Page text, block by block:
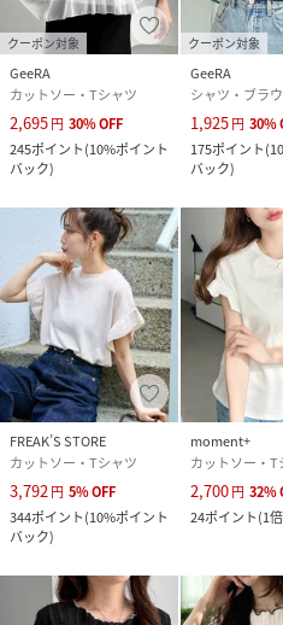
1枚持っておくと着回ししやす
■ 品質／
（本体）綿100％
（別布）ポリエステル100％
（リブ部分）綿95％、ポリウレ
M：バスト114、肩幅52.5、前
L：バスト118、肩幅53.5、前
LL：バスト122、肩幅54.5、前
※ドロップショルダーデザイン
■ 取扱い／洗濯機
---------------------
※サイズ寸法は実際の寸法と多
ます。
※ご覧いただいているPC／
多少色味が異なって見える場
【お買物をよりお楽しみいただ
▼商品のお気に入り登録をおす
クーポン対象
GeeRA
カットソー・Tシャツ
2,695円 30%OFF
245ポイント(10%ポイント
バック)
クーポン対象
GeeRA
シャツ・ブラ
1,925円 30%
175ポイント(
バック)
FREAK’S STORE
カットソー・Tシャツ
3,792円 5%OFF
344ポイント(10%ポイント
バック)
moment+
カットソー・T
2,700円 32%
24ポイント(1倍